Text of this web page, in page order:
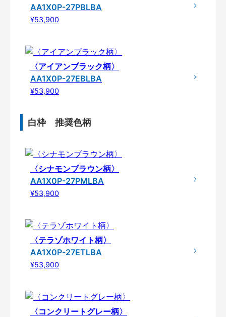
AA1X0P-27PBLBA
¥53,900
〈アイアンブラック柄〉
AA1X0P-27EBLBA
¥53,900
白枠 推奨色柄
〈シナモンブラウン柄〉
AA1X0P-27PMLBA
¥53,900
〈テラゾホワイト柄〉
AA1X0P-27ETLBA
¥53,900
〈コンクリートグレー柄〉